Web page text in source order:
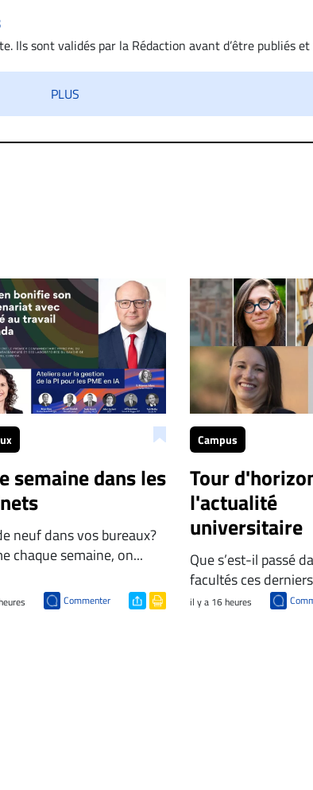
Ils sont validés par la Rédaction avant d’être publiés et
sera retiré sur le champ. Vous pouvez également
les mêmes conditions de validation, un droit de
PLUS
semaine dans les
neuf dans vos bureaux?
chaque semaine, on...
Commenter
Campus
Tour
l'actualité
universitaire
Que s’est-il passé
facultés ces
il y a 16 heures